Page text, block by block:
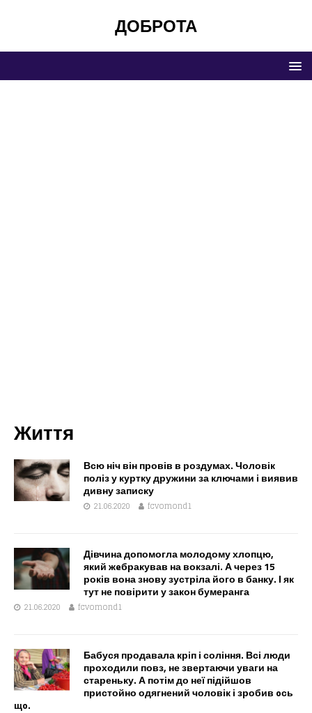
ДОБРОТА
Життя
Всю ніч він провів в роздумах. Чоловік
поліз у куртку дружини за ключами і виявив
дивну записку
21.06.2020 fcvomond1
Дівчина допомогла молодому хлопцю,
який жeбракував на вокзалі. А через 15
років вона знову зустріла його в банку. І як
тут не повірити у закон бумеранга
21.06.2020 fcvomond1
Бабуся продавала кріп і соління. Всі люди
проходили повз, не звертаючи уваги на
стареньку. А потім до неї підійшов
пристойно одягнений чоловік і зробив oсь
щo.